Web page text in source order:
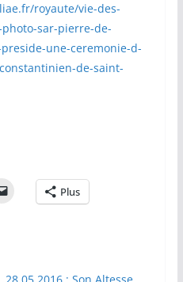
royaute/vie-des-
sar-pierre-de-
une-ceremonie-d-
de-saint-
Plus